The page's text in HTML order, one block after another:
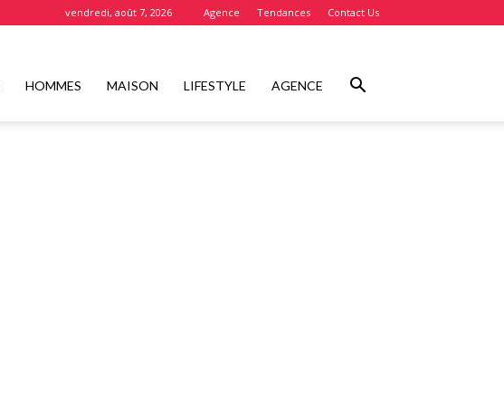
vendredi, août 7, 2026 Agence Tendances Contact Us
HOMMES MAISON LIFESTYLE AGENCE